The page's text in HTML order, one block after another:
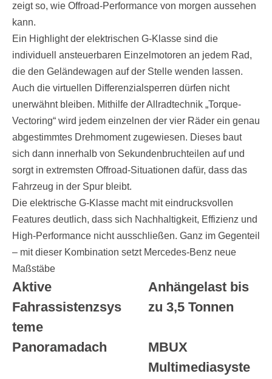
zeigt so, wie Offroad-Performance von morgen aussehen
kann.
Ein Highlight der elektrischen G-Klasse sind die
individuell ansteuerbaren Einzelmotoren an jedem Rad,
die den Geländewagen auf der Stelle wenden lassen.
Auch die virtuellen Differenzialsperren dürfen nicht
unerwähnt bleiben. Mithilfe der Allradtechnik „Torque-
Vectoring“ wird jedem einzelnen der vier Räder ein genau
abgestimmtes Drehmoment zugewiesen. Dieses baut
sich dann innerhalb von Sekundenbruchteilen auf und
sorgt in extremsten Offroad-Situationen dafür, dass das
Fahrzeug in der Spur bleibt.
Die elektrische G-Klasse macht mit eindrucksvollen
Features deutlich, dass sich Nachhaltigkeit, Effizienz und
High-Performance nicht ausschließen. Ganz im Gegenteil
– mit dieser Kombination setzt Mercedes-Benz neue
Maßstäbe
Aktive
Fahrassistenzsys
teme
Anhängelast bis
zu 3,5 Tonnen
Panoramadach
MBUX
Multimediasyste